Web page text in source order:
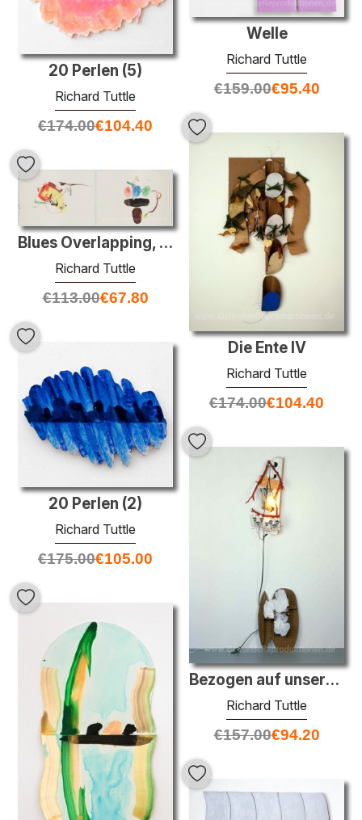
Welle
Richard Tuttle
€159.00€95.40
20 Perlen (5)
Richard Tuttle
€174.00€104.40
Die Ente IV
Richard Tuttle
€174.00€104.40
Blues Overlapping, No. 3
Richard Tuttle
€113.00€67.80
20 Perlen (2)
Richard Tuttle
€175.00€105.00
Bezogen auf unsere Gesellschaft
Richard Tuttle
€157.00€94.20